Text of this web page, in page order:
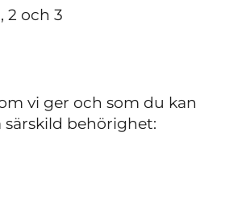
2 och 3
vi ger och som du kan
särskild behörighet: